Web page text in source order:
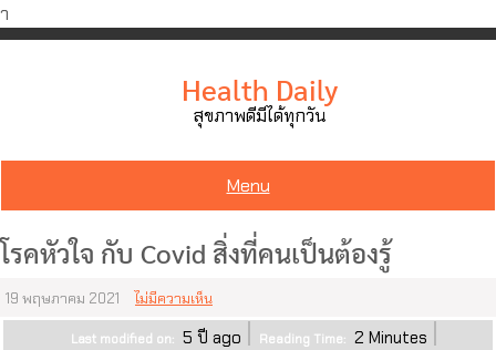
ำ
Skip
Health Daily
สุขภาพดีมีได้ทุกวัน
Menu
โรคหัวใจ กับ Covid สิ่งที่คนเป็นต้องรู้
19 พฤษภาคม 2021 ไม่มีความเห็น
Last modified on: 5 ปี ago Reading Time: 2 Minutes